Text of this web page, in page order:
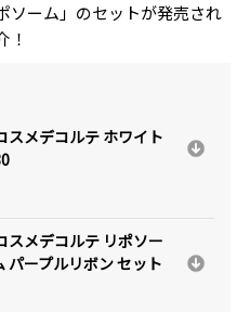
ソーム」のセットが発売され
！
スメデコルテ ホワイト
スメデコルテ リポソー
パープルリボン セット